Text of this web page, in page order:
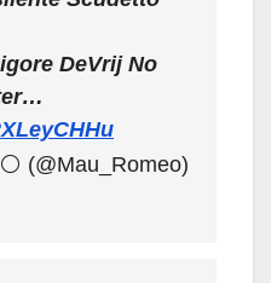
DeVrij No
(@Mau_Romeo)